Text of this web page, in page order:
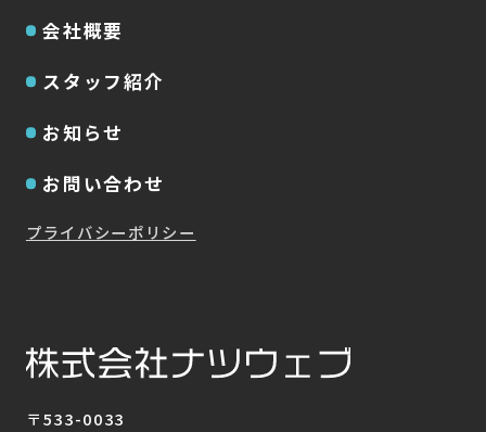
〒533-0033
会社概要
スタッフ紹介
お知らせ
お問い合わせ
プライバシーポリシー